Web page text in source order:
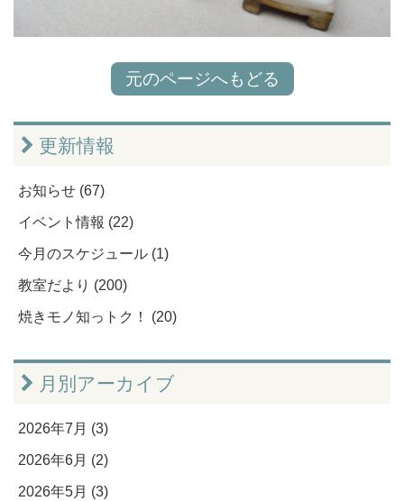
元のページへもどる
更新情報
お知らせ (67)
イベント情報 (22)
今月のスケジュール (1)
教室だより (200)
焼きモノ知っトク！ (20)
月別アーカイブ
2026年7月 (3)
2026年6月 (2)
2026年5月 (3)